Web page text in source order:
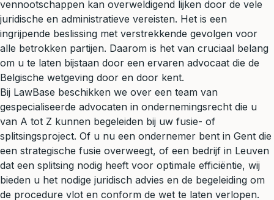
vennootschappen kan overweldigend lijken door de vele
juridische en administratieve vereisten. Het is een
ingrijpende beslissing met verstrekkende gevolgen voor
alle betrokken partijen. Daarom is het van cruciaal belang
om u te laten bijstaan door een ervaren advocaat die de
Belgische wetgeving door en door kent.
Bij LawBase beschikken we over een team van
gespecialiseerde advocaten in ondernemingsrecht die u
van A tot Z kunnen begeleiden bij uw fusie- of
splitsingsproject. Of u nu een ondernemer bent in Gent die
een strategische fusie overweegt, of een bedrijf in Leuven
dat een splitsing nodig heeft voor optimale efficiëntie, wij
bieden u het nodige juridisch advies en de begeleiding om
de procedure vlot en conform de wet te laten verlopen.